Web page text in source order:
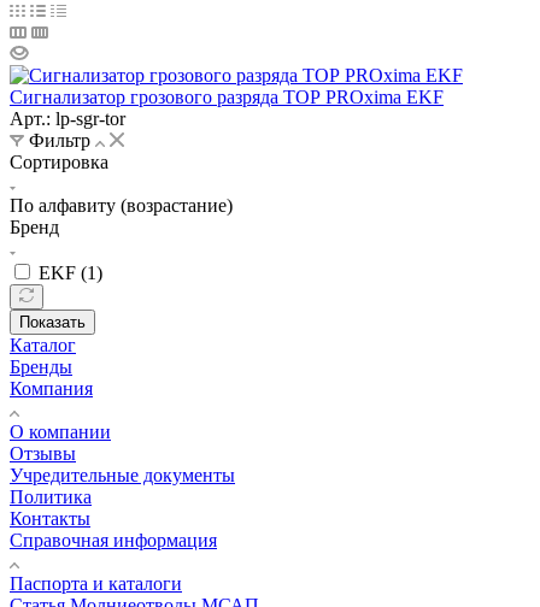
Сигнализатор грозового разряда ТОР PROxima EKF
Арт.: lp-sgr-tor
Фильтр
Сортировка
По алфавиту (возрастание)
Бренд
EKF (1)
Показать
Каталог
Бренды
Компания
О компании
Отзывы
Учредительные документы
Политика
Контакты
Справочная информация
Паспорта и каталоги